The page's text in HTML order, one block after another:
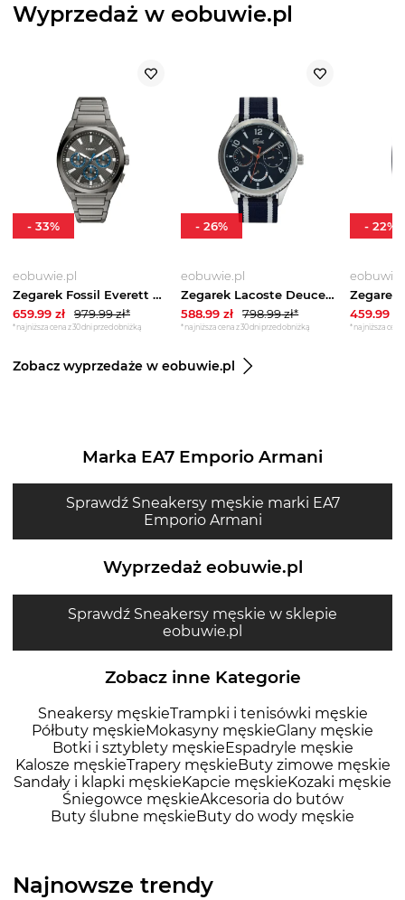
Wyprzedaż w eobuwie.pl
eobuwie.pl
Zegarek Fossil Everett Chronograph FS6107 Szary
659.99 zł 979.99zł*
*najniższa cena z 30 dni przed obniżką
- 33%
eobuwie.pl
Zegarek Lacoste Deuce 2011290 Granatowy
588.99 zł 798.99zł*
*najniższa cena z 30 dni przed obniżką
-26%
459.99zł
*najniższa cena
- 22%
Zobacz wyprzedaże w eobuwie.pl
Marka EA7 Emporio Armani
Sprawdź Sneakersy męskie marki EA7
Emporio Armani
Wyprzedaż eobuwie.pl
Sprawdź Sneakersy męskie w sklepie
eobuwie.pl
Zobacz inne Kategorie
Sneakersy męskieTrampki i tenisówki męskie
Półbuty męskie Mokasyny męskieGlany męskie
Botki i sztyblety męskie Espadryle męskie
Kalosze męskieTrapery męskie Buty zimowe męskie
Sandały i klapki męskie Kapcie męskie Kozaki męskie
Śniegowce męskieAkcesoria do butów
Buty ślubne męskie Buty do wody męskie
Najnowsze trendy